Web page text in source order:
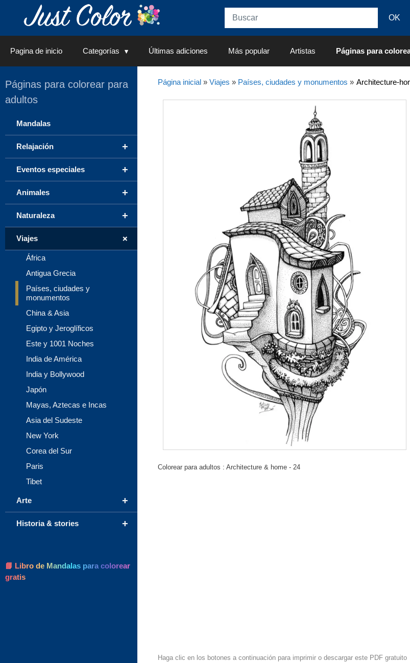
Pagina de inicio Categorías Últimas adiciones Más popular Artistas Páginas para
Página inicial» Viajes » Países, ciudades y monumentos » Architecture-
Colorear para adultos : Architecture & home - 24
Haga clic en los botones a continuación para imprimir o descargar este PDF gratuito
Páginas para colorear para
adultos
Mandalas
+
Relajación
+
Eventos especiales
+
Animales
+
Naturaleza
+
Viajes
África
Antigua Grecia
Países, ciudades y
monumentos
China & Asia
Egipto y Jeroglíficos
Este y 1001 Noches
India de América
India y Bollywood
Japón
Mayas, Aztecas e Incas
Asia del Sudeste
New York
Corea del Sur
Paris
Tibet
+
Arte
+
Historia & stories
📘 Libro de Mandalas para colorear
gratis